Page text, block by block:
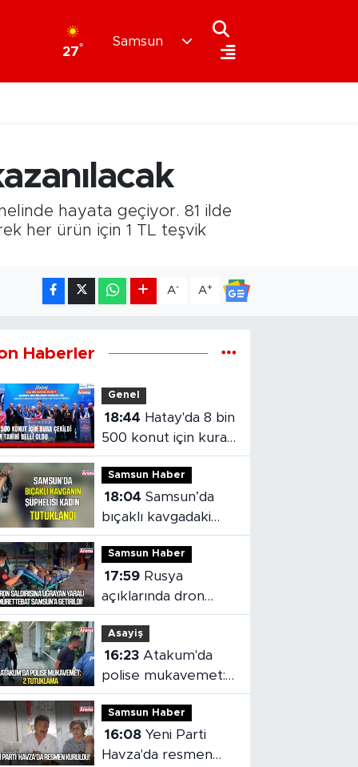
27°
Samsun
hayata geçiyor. 81 ilde
her ürün için 1 TL teşvik
A- A+
Haberler
Genel
18:44
500 konut için kura
çekildi
Samsun Haber
18:04 Samsun’da
bıçaklı kavgadaki
kadın şüpheli
tutuklandı
Samsun Haber
17:59
açıklarında dron
saldırısı: Yaralı
mürettebat
Samsun'a getirildi
Asayiş
16:23 Atakum'da
polise mukavemet:
2 tutuklama
Samsun Haber
16:08
Havza'da resmen